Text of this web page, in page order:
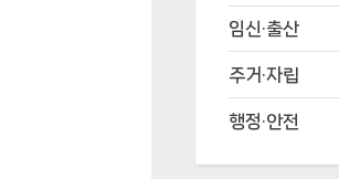
임신·출산
주거·자립
행정·안전